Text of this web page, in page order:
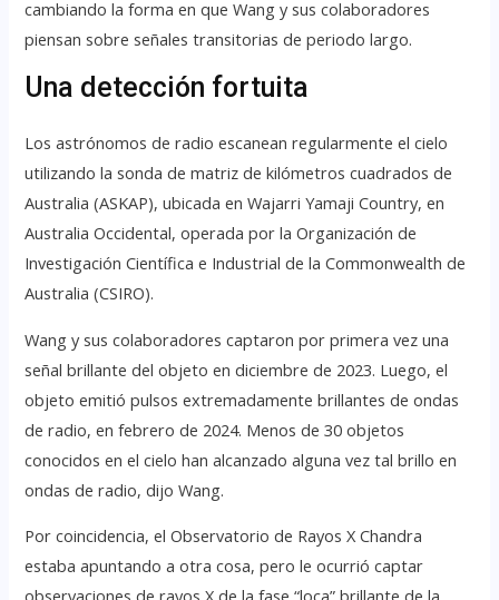
cambiando la forma en que Wang y sus colaboradores
piensan sobre señales transitorias de periodo largo.
Una detección fortuita
Los astrónomos de radio escanean regularmente el cielo
utilizando la sonda de matriz de kilómetros cuadrados de
Australia (ASKAP), ubicada en Wajarri Yamaji Country, en
Australia Occidental, operada por la Organización de
Investigación Científica e Industrial de la Commonwealth de
Australia (CSIRO).
Wang y sus colaboradores captaron por primera vez una
señal brillante del objeto en diciembre de 2023. Luego, el
objeto emitió pulsos extremadamente brillantes de ondas
de radio, en febrero de 2024. Menos de 30 objetos
conocidos en el cielo han alcanzado alguna vez tal brillo en
ondas de radio, dijo Wang.
Por coincidencia, el Observatorio de Rayos X Chandra
estaba apuntando a otra cosa, pero le ocurrió captar